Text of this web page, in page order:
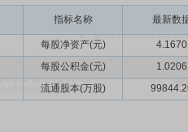
指标名称 最新数
每股净资产(元)
4.1670
每股公积金(元)
1.0206
流通股本(万股)